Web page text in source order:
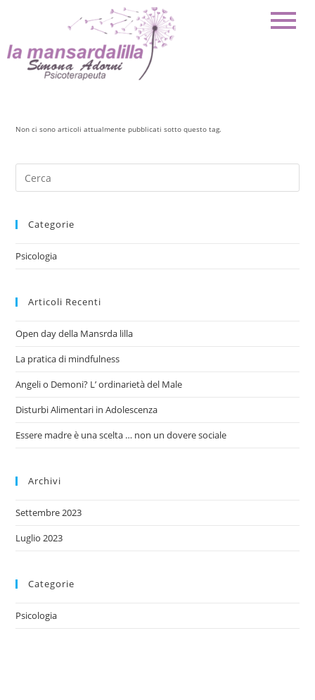
Non ci sono articoli attualmente pubblicati sotto questo tag.
Categorie
Psicologia
Articoli Recenti
Open day della Mansrda lilla
La pratica di mindfulness
Angeli o Demoni? L’ ordinarietà del Male
Disturbi Alimentari in Adolescenza
Essere madre è una scelta … non un dovere sociale
Archivi
Settembre 2023
Luglio 2023
Categorie
Psicologia